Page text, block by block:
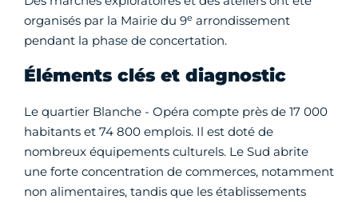
organisés par la Mairie du 9e arrondissement
pendant la phase de concertation.
Éléments clés et diagnostic
Le quartier Blanche - Opéra compte près de 17 000
habitants et 74 800 emplois. Il est doté de
nombreux équipements culturels. Le Sud abrite
une forte concentration de commerces, notamment
non alimentaires, tandis que les établissements